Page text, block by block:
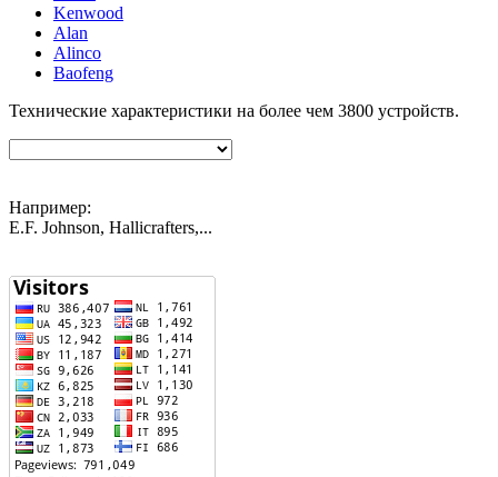
Kenwood
Alan
Alinco
Baofeng
Технические характеристики на более чем 3800 устройств.
Например:
E.F. Johnson, Hallicrafters,...